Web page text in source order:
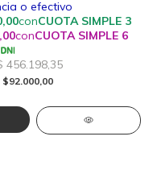
$92.000,00